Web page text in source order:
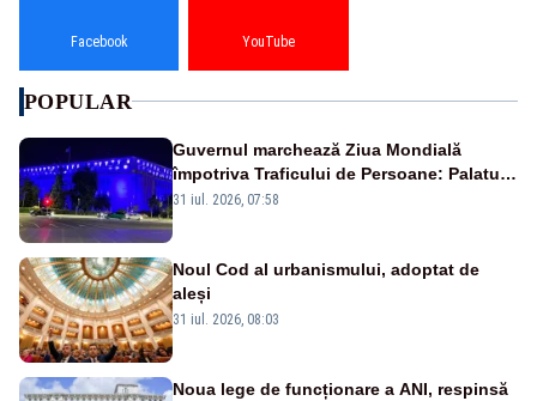
Facebook YouTube
POPULAR
Guvernul marchează Ziua Mondială
împotriva Traficului de Persoane: Palatul
Victoria, iluminat în albastru
31 iul. 2026, 07:58
Noul Cod al urbanismului, adoptat de
aleși
31 iul. 2026, 08:03
Noua lege de funcționare a ANI, respinsă